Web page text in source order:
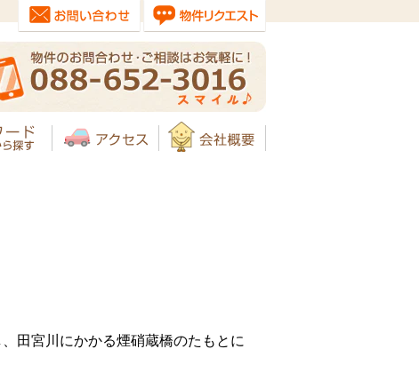
田宮川にかかる煙硝蔵橋のたもとに